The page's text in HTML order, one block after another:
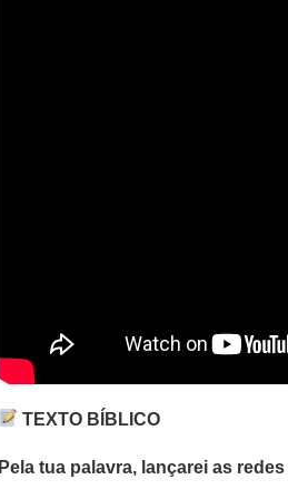
TEXTO BÍBLICO
Pela tua palavra, lançarei as redes